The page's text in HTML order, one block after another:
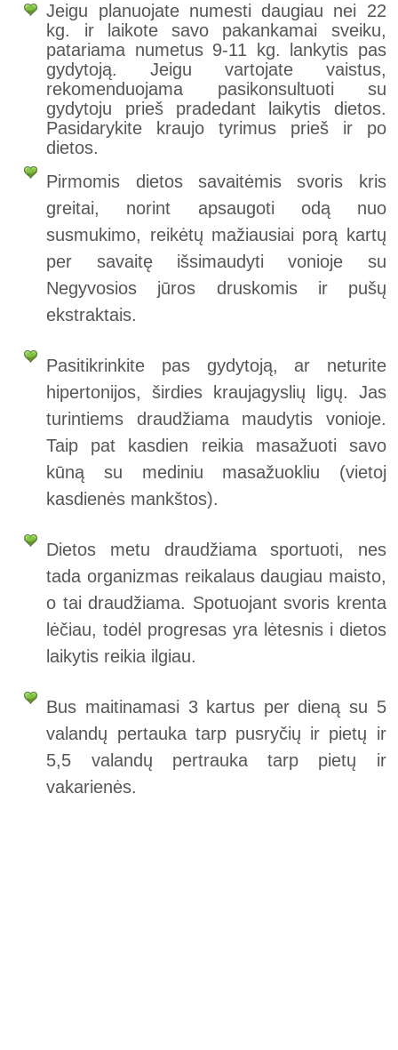
Jeigu planuojate numesti daugiau nei 22
kg. ir laikote savo pakankamai sveiku,
patariama numetus 9-11 kg. lankytis pas
gydytoją. Jeigu vartojate vaistus,
rekomenduojama pasikonsultuoti su
gydytoju prieš pradedant laikytis dietos.
Pasidarykite kraujo tyrimus prieš ir po
dietos.
Pirmomis dietos savaitėmis svoris kris
greitai, norint apsaugoti odą nuo
susmukimo, reikėtų mažiausiai porą kartų
per savaitę išsimaudyti vonioje su
Negyvosios jūros druskomis ir pušų
ekstraktais.
Pasitikrinkite pas gydytoją, ar neturite
hipertonijos, širdies kraujagyslių ligų. Jas
turintiems draudžiama maudytis vonioje.
Taip pat kasdien reikia masažuoti savo
kūną su mediniu masažuokliu (vietoj
kasdienės mankštos).
Dietos metu draudžiama sportuoti, nes
tada organizmas reikalaus daugiau maisto,
o tai draudžiama. Spotuojant svoris krenta
lėčiau, todėl progresas yra lėtesnis i dietos
laikytis reikia ilgiau.
Bus maitinamasi 3 kartus per dieną su 5
valandų pertauka tarp pusryčių ir pietų ir
5,5 valandų pertrauka tarp pietų ir
vakarienės.